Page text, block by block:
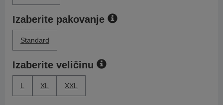
Izaberite pakovanje
Standard
Izaberite veličinu
L XL XXL